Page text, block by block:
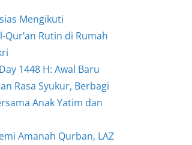
Mengikuti
Qur’an Rutin di Rumah
1448 H: Awal Baru
Rasa Syukur, Berbagi
Anak Yatim dan
Amanah Qurban, LAZ